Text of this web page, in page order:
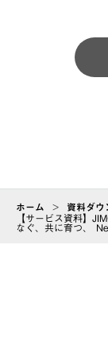
ホーム > 資料ダ
【サービス資料】
なぐ、共に育つ、